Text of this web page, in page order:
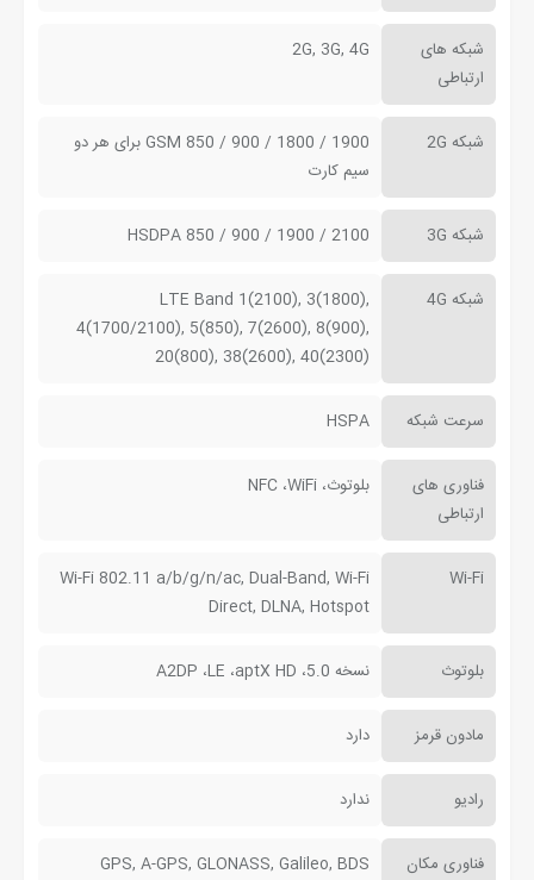
شبکه های
ارتباطی
2G, 3G, 4G
شبکه 2G
GSM 850 / 900 / 1800 / 1900 برای هر دو
سیم کارت
شبکه 3G HSDPA 850 / 900 / 1900 / 2100
شبکه 4G
LTE Band 1(2100), 3(1800),
4(1700/2100), 5(850), 7(2600), 8(900),
20(800), 38(2600), 40(2300)
سرعت شبکه HSPA
فناوری های
ارتباطی
بلوتوث، NFC ،WiFi
Wi-Fi
Wi-Fi 802.11 a/b/g/n/ac, Dual-Band, Wi-Fi
Direct, DLNA, Hotspot
بلوتوث نسخه 5.0، A2DP ،LE ،aptX HD
مادون قرمز دارد
رادیو ندارد
فناوری مکان
GPS, A-GPS, GLONASS, Galileo, BDS